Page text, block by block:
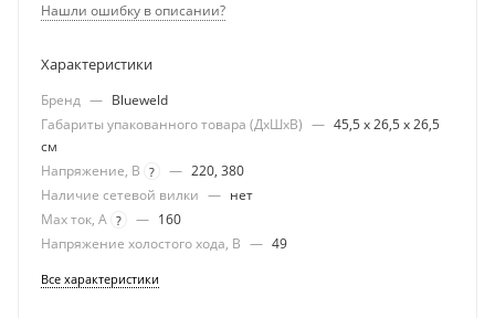
Нашли ошибку в описании?
Характеристики
Бренд — Blueweld
Габариты упакованного товара (ДхШхВ) — 45,5 х 26,5 х 26,5
см
Напряжение, В ? — 220, 380
Наличие сетевой вилки — нет
Max ток, А ? — 160
Напряжение холостого хода, В — 49
Все характеристики